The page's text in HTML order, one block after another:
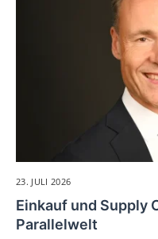
23. JULI 2026
Einkauf und Supply
Parallelwelt